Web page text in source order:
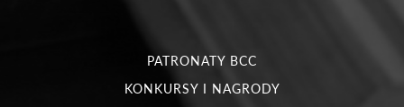
PATRONATY BCC
KONKURSY I NAGRODY